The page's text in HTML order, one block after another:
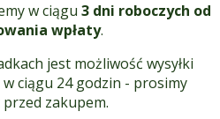
w ciągu 3 dni roboczych od
wpłaty.
jest możliwość wysyłki
ciągu 24 godzin - prosimy
zakupem.